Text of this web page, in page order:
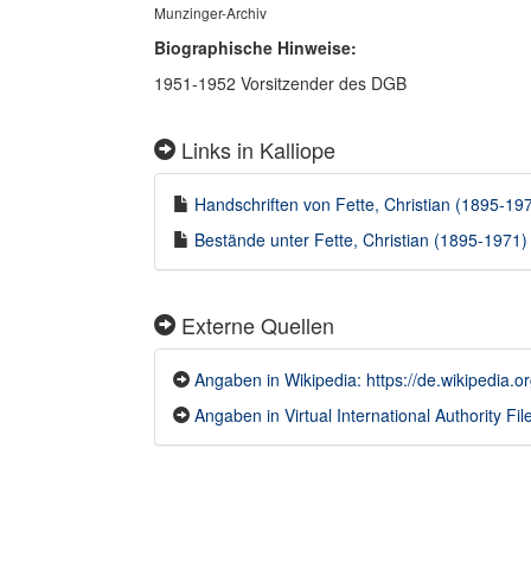
Munzinger-Archiv
Biographische Hinweise:
1951-1952 Vorsitzender des DGB
Links in Kalliope
Handschriften von Fette, Christian (1895-
Bestände unter Fette, Christian (1895-
Externe Quellen
Angaben in Wikipedia: https://
Angaben in Virtual International Authority